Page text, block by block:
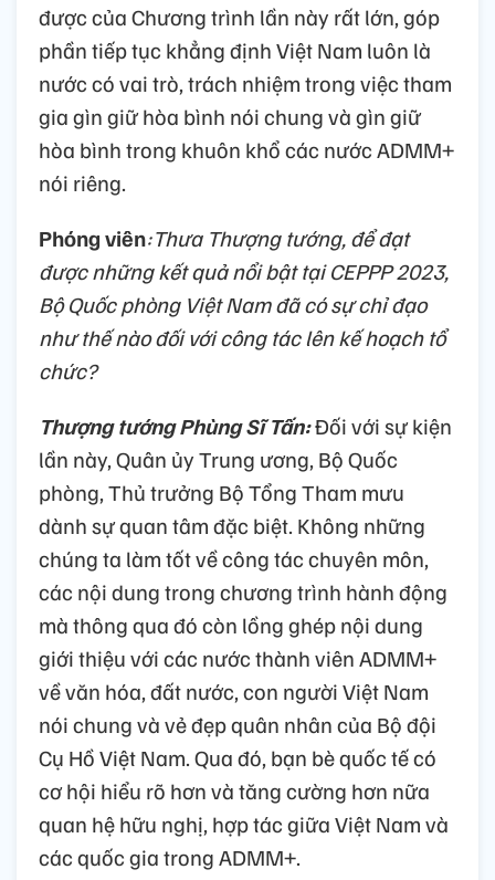
được của Chương trình lần này rất lớn, góp
phần tiếp tục khẳng định Việt Nam luôn là
nước có vai trò, trách nhiệm trong việc tham
gia gìn giữ hòa bình nói chung và gìn giữ
hòa bình trong khuôn khổ các nước ADMM+
nói riêng.
Phóng viên:Thưa Thượng tướng, để đạt
được những kết quả nổi bật tại CEPPP 2023,
Bộ Quốc phòng Việt Nam đã có sự chỉ đạo
như thế nào đối với công tác lên kế hoạch tổ
chức?
Thượng tướng Phùng Sĩ Tấn:Đối với sự kiện
lần này, Quân ủy Trung ương, Bộ Quốc
phòng, Thủ trưởng Bộ Tổng Tham mưu
dành sự quan tâm đặc biệt. Không những
chúng ta làm tốt về công tác chuyên môn,
các nội dung trong chương trình hành động
mà thông qua đó còn lồng ghép nội dung
giới thiệu với các nước thành viên ADMM+
về văn hóa, đất nước, con người Việt Nam
nói chung và vẻ đẹp quân nhân của Bộ đội
Cụ Hồ Việt Nam. Qua đó, bạn bè quốc tế có
cơ hội hiểu rõ hơn và tăng cường hơn nữa
quan hệ hữu nghị, hợp tác giữa Việt Nam và
các quốc gia trong ADMM+.